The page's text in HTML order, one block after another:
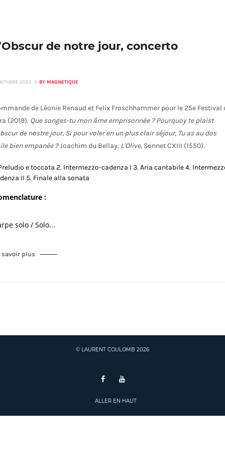
de notre jour, concerto
2022 BY MAGNETIQUE
de Léonie Renaud et Felix Froschhammer pour le 25e Festival
(2019). Que songes-tu mon âme emprisonnée ? Pourquoy te plaist
de nostre jour, Si pour voler en un plus clair séjour, Tu as au dos
bien empanée ?Joachim du Bellay, L'Olive, Sonnet CXIII (1550).
e toccata 2. Intermezzo-cadenza I 3. Aria cantabile 4.
II 5. Finale alla sonata
:
solo / Solo...
savoir plus
© LAURENT COULOMB 2026
ALLER EN HAUT